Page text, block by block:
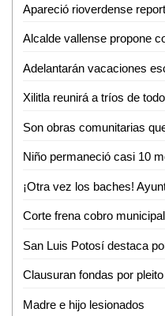
Apareció rioverdense
Niño permaneció casi 10
Clausuran fondas por
Madre e hijo lesionados